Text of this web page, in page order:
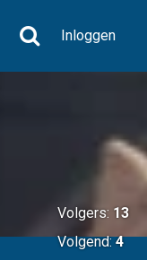
Inloggen
Volgers: 13
Volgend:4